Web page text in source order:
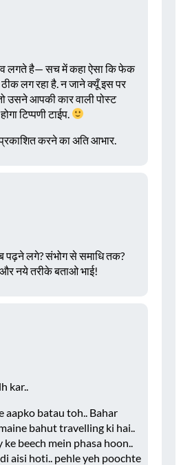
लगते है— सच में कहा ऐसा कि फेक
ठीक लग रहा है. न जाने क्यूँ इस पर
उसने आपकी कार वाली पोस्ट
टिप्पणी टाईप.
प्रकाशित करने का अति आभार.
पढ़ने लगे? संभोग से समाधि तक?
नये तरीके बताओ भाई!
kar..
aapko batau toh.. Bahar
bahut travelling ki hai..
beech mein phasa hoon..
aisi hoti.. pehle yeh poochte